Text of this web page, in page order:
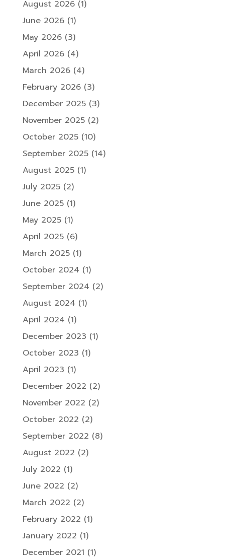
August 2026(1)
June 2026(1)
May 2026(3)
April 2026(4)
March 2026(4)
February 2026(3)
December 2025(3)
November 2025(2)
October 2025(10)
September 2025(14)
August 2025(1)
July 2025(2)
June 2025(1)
May 2025(1)
April 2025(6)
March 2025(1)
October 2024 (1)
September 2024 (2)
August 2024 (1)
April 2024 (1)
December 2023 (1)
October 2023 (1)
April 2023 (1)
December 2022 (2)
November 2022 (2)
October 2022 (2)
September 2022 (8)
August 2022 (2)
July 2022 (1)
June 2022 (2)
March 2022 (2)
February 2022 (1)
January 2022 (1)
December 2021 (1)